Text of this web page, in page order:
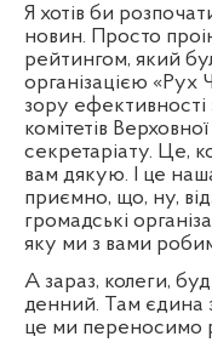
Я хотів би
новин. Просто
рейтингом, який
організацією «Рух
зору ефективності
комітетів
секретаріату. Це,
вам дякую. І це
приємно, що, ну,
громадські
яку ми з вами
А зараз, колеги,
денний. Там єдина
це ми переносимо